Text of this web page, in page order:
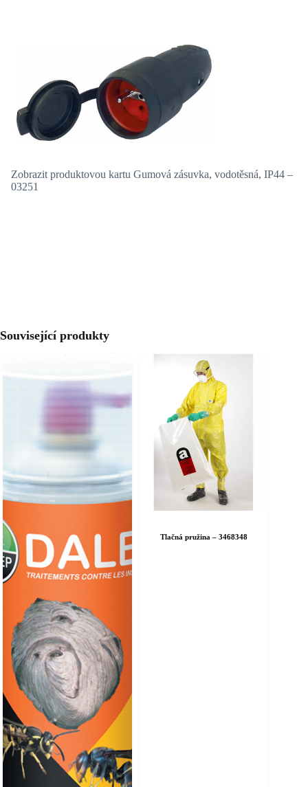
Zobrazit produktovou kartu Gumová zásuvka, vodotěsná, IP44 –
03251
Související produkty
Tlačná pružina – 3468348